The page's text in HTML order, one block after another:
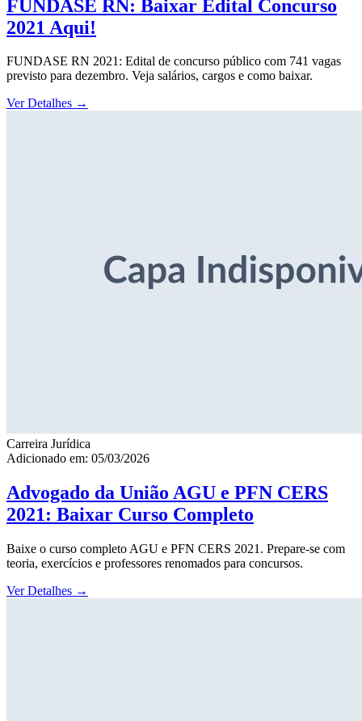
FUNDASE RN: Baixar Edital Concurso
2021 Aqui!
FUNDASE RN 2021: Edital de concurso público com 741 vagas
previsto para dezembro. Veja salários, cargos e como baixar.
Ver Detalhes →
Carreira Jurídica
Adicionado em: 05/03/2026
Advogado da União AGU e PFN CERS
2021: Baixar Curso Completo
Baixe o curso completo AGU e PFN CERS 2021. Prepare-se com
teoria, exercícios e professores renomados para concursos.
Ver Detalhes →